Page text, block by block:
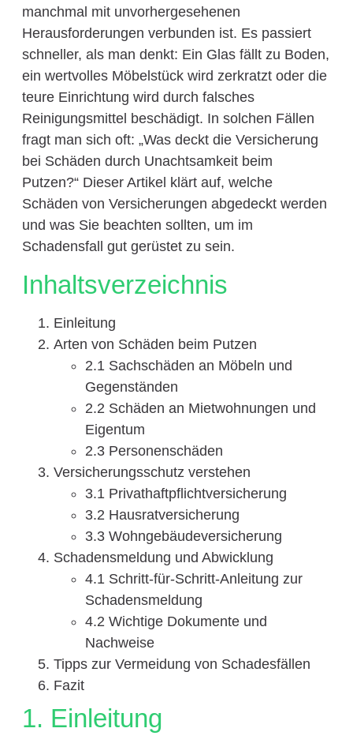
manchmal mit unvorhergesehenen
Herausforderungen verbunden ist. Es passiert
schneller, als man denkt: Ein Glas fällt zu Boden,
ein wertvolles Möbelstück wird zerkratzt oder die
teure Einrichtung wird durch falsches
Reinigungsmittel beschädigt. In solchen Fällen
fragt man sich oft: „Was deckt die Versicherung
bei Schäden durch Unachtsamkeit beim
Putzen?“ Dieser Artikel klärt auf, welche
Schäden von Versicherungen abgedeckt werden
und was Sie beachten sollten, um im
Schadensfall gut gerüstet zu sein.
Inhaltsverzeichnis
Einleitung
Arten von Schäden beim Putzen
2.1 Sachschäden an Möbeln und
Gegenständen
2.2 Schäden an Mietwohnungen und
Eigentum
2.3 Personenschäden
Versicherungsschutz verstehen
3.1 Privathaftpflichtversicherung
3.2 Hausratversicherung
3.3 Wohngebäudeversicherung
Schadensmeldung und Abwicklung
4.1 Schritt-für-Schritt-Anleitung zur
Schadensmeldung
4.2 Wichtige Dokumente und
Nachweise
Tipps zur Vermeidung von Schadesfällen
Fazit
1. Einleitung